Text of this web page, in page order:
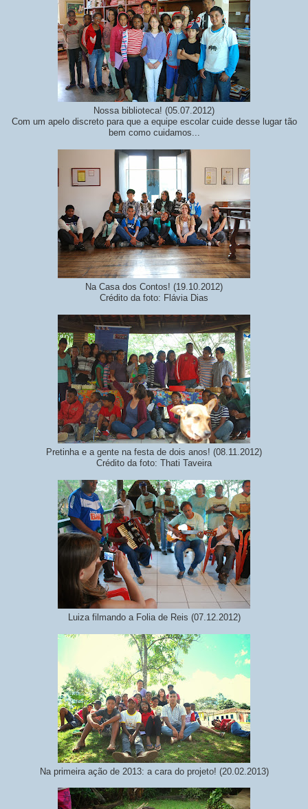
Nossa biblioteca! (05.07.2012)
Com um apelo discreto para que a equipe escolar cuide desse lugar tão
bem como cuidamos...
Na Casa dos Contos! (19.10.2012)
Crédito da foto: Flávia Dias
Pretinha e a gente na festa de dois anos! (08.11.2012)
Crédito da foto: Thati Taveira
Luiza filmando a Folia de Reis (07.12.2012)
Na primeira ação de 2013: a cara do projeto! (20.02.2013)